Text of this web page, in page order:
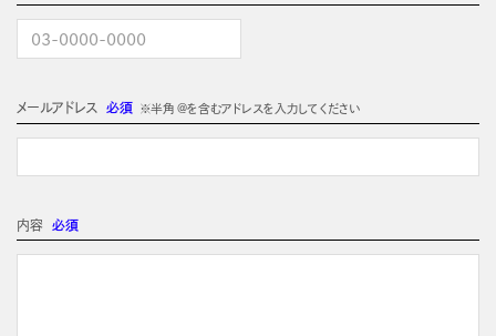
メールアドレス 必須 ※半角 @を含むアドレスを入力してください
内容 必須